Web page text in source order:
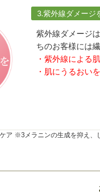
3.紫外線ダメージ
紫外線ダメージ
ちのお客様には
・紫外線による
・肌にうるおい
ア ※3メラニンの生成を抑え、